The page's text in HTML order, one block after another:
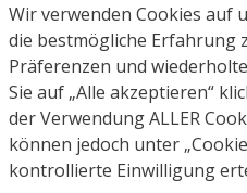
Wir verwenden Cookies auf
die bestmögliche Erfahrung
Präferenzen und
Sie auf „Alle akzeptieren“
der Verwendung ALLER
können jedoch unter
kontrollierte Einwilligung